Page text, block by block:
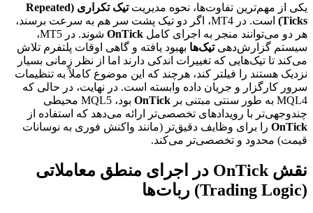
یکی از مهم‌ترین تفاوت‌ها، نحوه مدیریت
تیک تکراری (Repeated
Ticks)
است. در MT4، اگر دو تیک پشت سر هم به سرعت برسند،
هر دو می‌توانند منجر به اجرای کامل OnTick
شوند. در MT5،
سیستم گزارش‌دهیتیک‌ها بهبود یافته و گاهی اوقات پلتفرم تلاش
می‌کند تا تیک‌هایی که تغییرات اندکی دارند اما از نظر زمانی بسیار
نزدیک هستند را فیلتر کند، هرچند که این موضوع کاملاً به تنظیمات
سرور کارگزار و جریان داده وابسته است. در نهایت، در حالی که
MQL4 به طور سنتی مبتنی بر
OnTick
بود، MQL5 محیطی
چندوجهی‌تر با رویدادهای تخصصی‌تر ارائه می‌دهد که استفاده از
OnTick را برای وظایف دقیق‌تر (مانند واکنش فوری به نوسانات
قیمت) محدود و تخصصی‌تر می‌کند.
نقش OnTick در اجرای منطق معاملاتی
(Trading Logic) ربات‌ها